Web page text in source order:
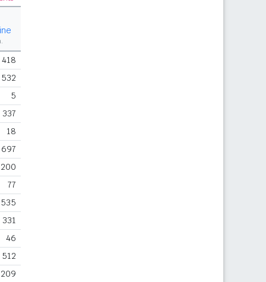
418
532
5
337
18
697
200
77
535
331
46
512
209